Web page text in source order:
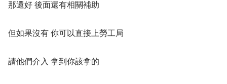
那還好 後面還有相關補助
但如果沒有 你可以直接上勞工局
請他們介入 拿到你該拿的